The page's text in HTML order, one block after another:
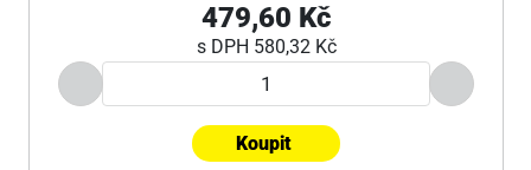
479,60 Kč
s DPH 580,32 Kč
Koupit